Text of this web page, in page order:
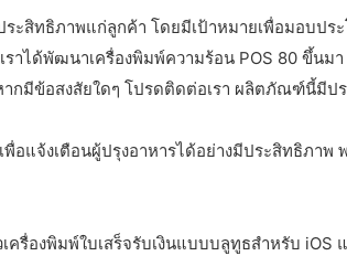
ทธิภาพแก่ลูกค้า โดยมีเป้าหมายเพื่อมอบปร
ได้พัฒนาเครื่องพิมพ์ความร้อน POS 80 ขึ้นม
ข้อสงสัยใดๆ โปรดติดต่อเรา ผลิตภัณฑ์นี้มีป
แจ้งเตือนผู้ปรุงอาหารได้อย่างมีประสิทธิภาพ
รื่องพิมพ์ใบเสร็จรับเงินแบบบลูทูธสำหรับ iOS